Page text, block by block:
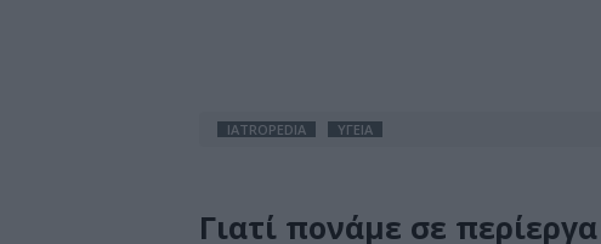
IATROPEDIA ΥΓΕΙΑ
Γιατί πονάμε σε